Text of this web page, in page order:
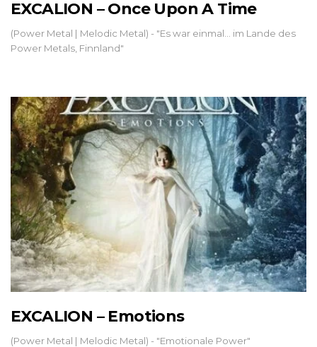
EXCALION – Once Upon A Time
(Power Metal | Melodic Metal) - "Es war einmal... im Lande des
Power Metals, Finnland"
EXCALION – Emotions
(Power Metal | Melodic Metal) - "Emotionale Power"